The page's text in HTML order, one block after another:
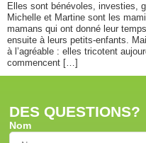
Elles sont bénévoles, investies,
Michelle et Martine sont les
mamans qui ont donné leur
ensuite à leurs petits-enfants.
à l’agréable : elles tricotent
commencent […]
DES QUESTIONS?
Nom